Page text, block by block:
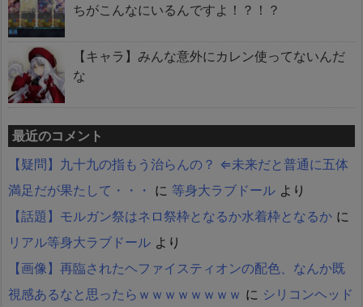
ちがこんなにいるんですよ！？！？
【キャラ】みんな意外にカレン使ってないんだ
な
最近のコメント
【疑問】九十九の指もう治らんの？ ⇐未来だと普通に五体
満足だが果たして・・・ に 等身大ラブドール より
【話題】モルガン祭はネロ祭枠となるか水着枠となるか に
リアル等身大ラブドール より
【画像】再臨されたヘファイスティオンの配色、なんか既
視感あるなと思ったらｗｗｗｗｗｗｗｗ に シリコンヘッド